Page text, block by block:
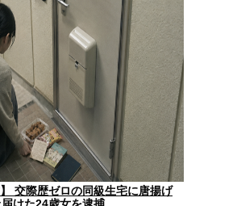
交際歴ゼロの同級生宅に唐揚げ